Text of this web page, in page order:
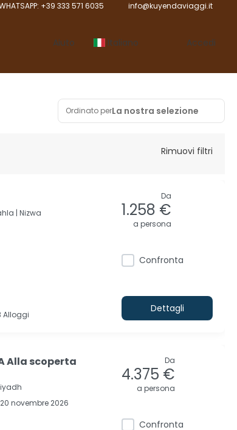
+39 333 571 6035 info@kuyendaviaggi.it
Aiuto Italiano Accedi
Ordinato perLa nostra selezione
Rimuovi filtri
| Nizwa
Alloggi
Da
1.258 €
a persona
Confronta
Dettagli
Alla scoperta
novembre 2026
Da
4.375 €
a persona
Confronta